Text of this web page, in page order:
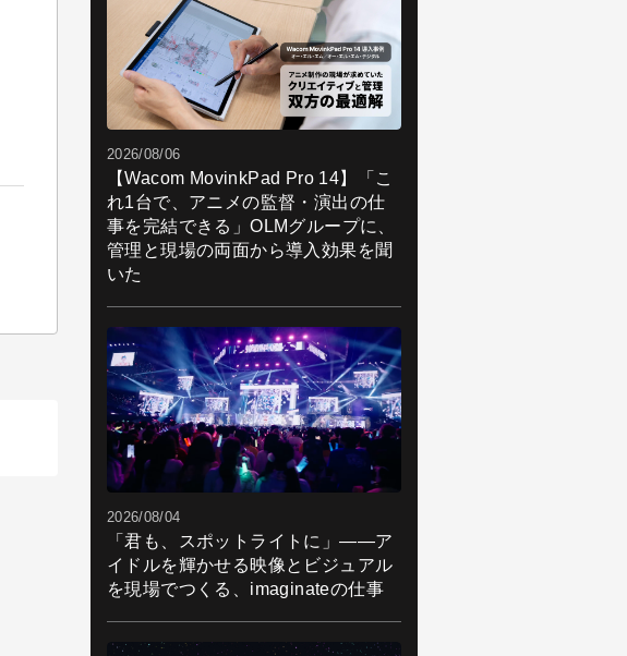
2026/08/06
【Wacom MovinkPad Pro 14】「こ
れ1台で、アニメの監督・演出の仕
事を完結できる」OLMグループに、
管理と現場の両面から導入効果を聞
いた
2026/08/04
「君も、スポットライトに」――ア
イドルを輝かせる映像とビジュアル
を現場でつくる、imaginateの仕事